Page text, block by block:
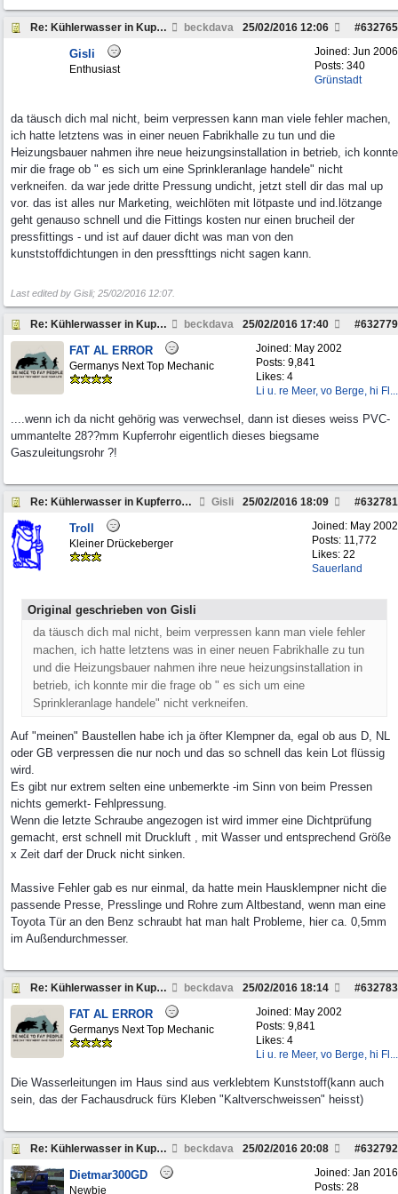
Re: Kühlerwasser in Kupferrohr? beckdava #632765
25/02/2016 12:06
Joined: Jun 2006
Posts: 340
Grünstadt
Gisli
Enthusiast
da täusch dich mal nicht, beim verpressen kann man viele fehler machen,
ich hatte letztens was in einer neuen Fabrikhalle zu tun und die
Heizungsbauer nahmen ihre neue heizungsinstallation in betrieb, ich konnte
mir die frage ob " es sich um eine Sprinkleranlage handele" nicht
verkneifen. da war jede dritte Pressung undicht, jetzt stell dir das mal up
vor. das ist alles nur Marketing, weichlöten mit lötpaste und ind.lötzange
geht genauso schnell und die Fittings kosten nur einen brucheil der
pressfittings - und ist auf dauer dicht was man von den
kunststoffdichtungen in den pressfttings nicht sagen kann.
Last edited by Gisli; 25/02/2016 12:07.
Re: Kühlerwasser in Kupferrohr? beckdava #632779
25/02/2016 17:40
Joined: May 2002
Posts: 9,841
Likes: 4
Li u. re Meer, vo Berge, hi Fl...
FAT AL ERROR
Germanys Next Top Mechanic
....wenn ich da nicht gehörig was verwechsel, dann ist dieses weiss PVC-
ummantelte 28??mm Kupferrohr eigentlich dieses biegsame
Gaszuleitungsrohr ?!
Re: Kühlerwasser in Kupferrohr? Gisli #632781
25/02/2016 18:09
Joined: May 2002
Posts: 11,772
Likes: 22
Sauerland
Troll
Kleiner Drückeberger
Original geschrieben von Gisli
da täusch dich mal nicht, beim verpressen kann man viele fehler
machen, ich hatte letztens was in einer neuen Fabrikhalle zu tun
und die Heizungsbauer nahmen ihre neue heizungsinstallation in
betrieb, ich konnte mir die frage ob " es sich um eine
Sprinkleranlage handele" nicht verkneifen.
Auf "meinen" Baustellen habe ich ja öfter Klempner da, egal ob aus D, NL
oder GB verpressen die nur noch und das so schnell das kein Lot flüssig
wird.
Es gibt nur extrem selten eine unbemerkte -im Sinn von beim Pressen
nichts gemerkt- Fehlpressung.
Wenn die letzte Schraube angezogen ist wird immer eine Dichtprüfung
gemacht, erst schnell mit Druckluft , mit Wasser und entsprechend Größe
x Zeit darf der Druck nicht sinken.
Massive Fehler gab es nur einmal, da hatte mein Hausklempner nicht die
passende Presse, Presslinge und Rohre zum Altbestand, wenn man eine
Toyota Tür an den Benz schraubt hat man halt Probleme, hier ca. 0,5mm
im Außendurchmesser.
Re: Kühlerwasser in Kupferrohr? beckdava #632783
25/02/2016 18:14
Joined: May 2002
Posts: 9,841
Likes: 4
Li u. re Meer, vo Berge, hi Fl...
FAT AL ERROR
Germanys Next Top Mechanic
Die Wasserleitungen im Haus sind aus verklebtem Kunststoff(kann auch
sein, das der Fachausdruck fürs Kleben "Kaltverschweissen" heisst)
Re: Kühlerwasser in Kupferrohr? beckdava #632792
25/02/2016 20:08
Joined: Jan 2016
Posts: 28
Dietmar300GD
Newbie